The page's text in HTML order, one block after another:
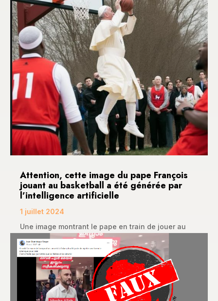
Attention, cette image du pape François
jouant au basketball a été générée par
l’intelligence artificielle
1 juillet 2024
Une image montrant le pape en train de jouer au
basketball a été relayée par la page “ Dexton...